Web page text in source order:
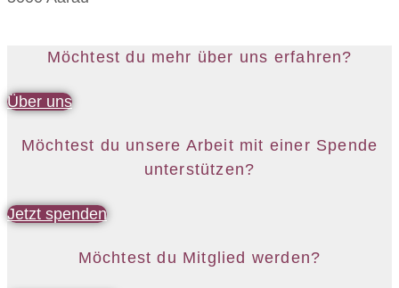
Möchtest du mehr über uns erfahren?
Über uns
Möchtest du unsere Arbeit mit einer Spende
unterstützen?
Jetzt spenden
Möchtest du Mitglied werden?